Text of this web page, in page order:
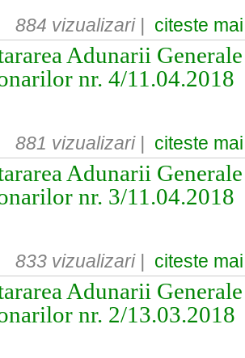
884 vizualizari | citeste
Adunarii
nr. 4/11.04.2018
881 vizualizari | citeste
Adunarii
nr. 3/11.04.2018
833 vizualizari | citeste
Adunarii
nr. 2/13.03.2018